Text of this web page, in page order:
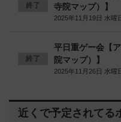
終了
寺院マップ）】
2025年11月19日 水曜
終了
平日重ゲー会【
院マップ）】
2025年11月26日 水曜
近くで予定されてる